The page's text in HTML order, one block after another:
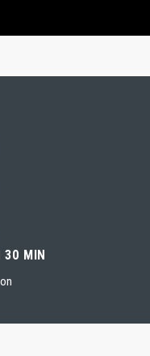
LOISIRS
30 MIN